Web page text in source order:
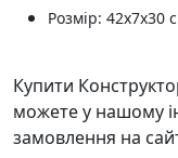
Розмір: 42х7х30
Купити
можете у нашому
замовлення на